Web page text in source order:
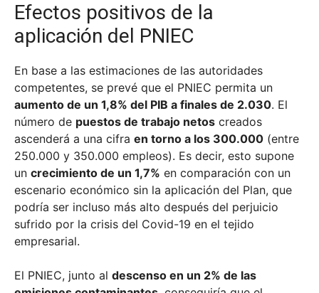
Efectos positivos de la
aplicación del PNIEC
En base a las estimaciones de las autoridades
competentes, se prevé que el PNIEC permita un
aumento de un 1,8% del PIB a finales de 2.030. El
número de puestos de trabajo netos creados
ascenderá a una cifra en torno a los 300.000 (entre
250.000 y 350.000 empleos). Es decir, esto supone
un crecimiento de un 1,7% en comparación con un
escenario económico sin la aplicación del Plan, que
podría ser incluso más alto después del perjuicio
sufrido por la crisis del Covid-19 en el tejido
empresarial.
El PNIEC, junto al descenso en un 2% de las